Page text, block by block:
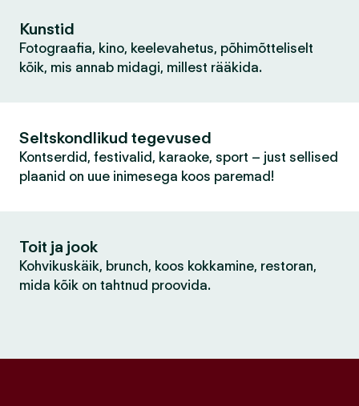
Kunstid
Fotograafia, kino, keelevahetus, põhimõtteliselt
kõik, mis annab midagi, millest rääkida.
Seltskondlikud tegevused
Kontserdid, festivalid, karaoke, sport – just sellised
plaanid on uue inimesega koos paremad!
Toit ja jook
Kohvikuskäik, brunch, koos kokkamine, restoran,
mida kõik on tahtnud proovida.